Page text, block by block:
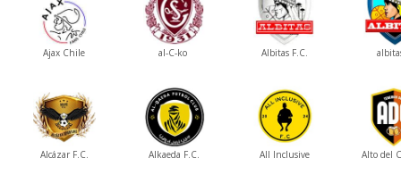
Ajax Chile al-C-ko Albitas F.C.
Alcázar F.C. Alkaeda F.C. All Inclusive Alto del